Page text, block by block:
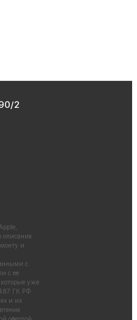
2
описания
и
с
с ее
уже
ГК РФ.
и их